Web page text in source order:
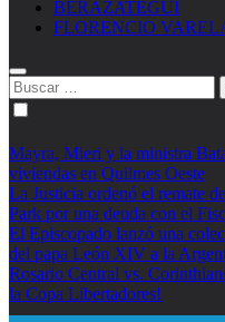
BERAZATEGUI
FLORENCIO
Buscar:
Mayra, Mieri y la ministra
viviendas en Quilmes Oeste
La Justicia ordenó el remate
Park por una deuda con el
El Episcopado lanzó una
del papa León XIV a la
Rosario Central vs.
la Copa Libertadores!